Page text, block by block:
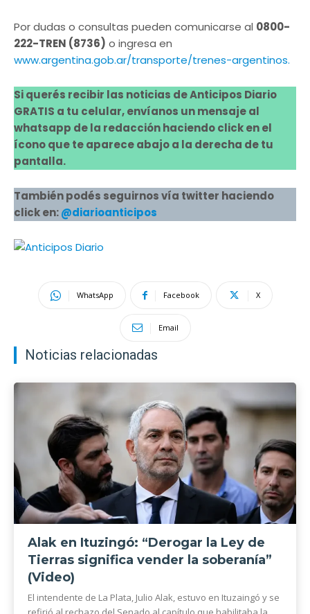
Por dudas o consultas pueden comunicarse al 0800-
222-TREN (8736) o ingresa en
www.argentina.gob.ar/transporte/trenes-argentinos.
Si querés recibir las noticias de Anticipos Diario
GRATIS a tu celular, envíanos un mensaje al
whatsapp de la redacción haciendo click en el
ícono que te aparece abajo a la derecha de tu
pantalla.
También podés seguirnos vía twitter haciendo
click en:@diarioanticipos
WhatsApp Facebook X
Email
Noticias relacionadas
Alak en Ituzingó: “Derogar la Ley de
Tierras significa vender la soberanía”
(Video)
El intendente de La Plata, Julio Alak, estuvo en Ituzaingó y se